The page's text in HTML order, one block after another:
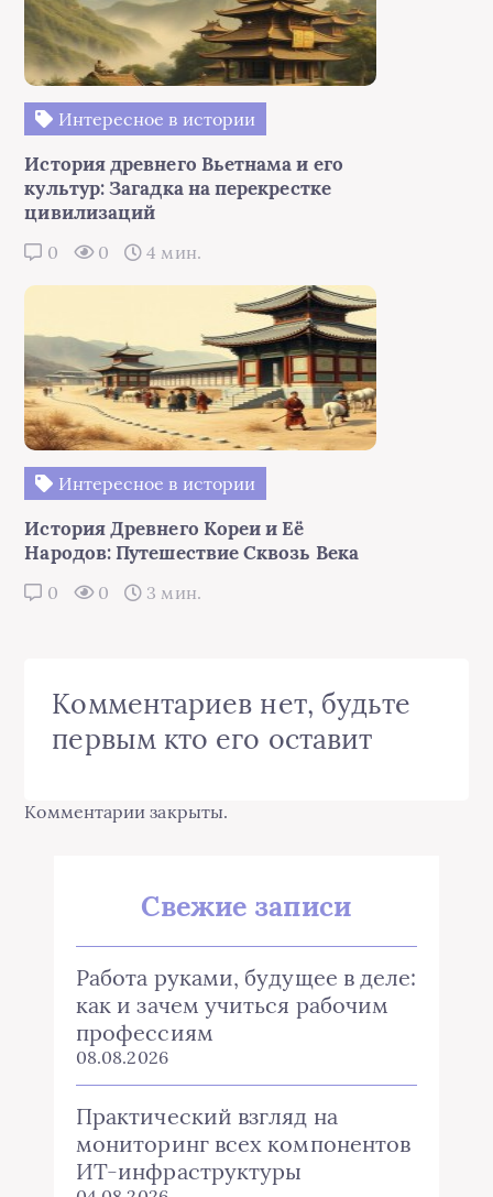
Интересное в истории
История древнего Вьетнама и его
культур: Загадка на перекрестке
цивилизаций
0 0 4 мин.
Интересное в истории
История Древнего Кореи и Её
Народов: Путешествие Сквозь Века
0 0 3 мин.
Комментариев нет, будьте
первым кто его оставит
Комментарии закрыты.
Свежие записи
Работа руками, будущее в деле:
как и зачем учиться рабочим
профессиям
08.08.2026
Практический взгляд на
мониторинг всех компонентов
ИТ-инфраструктуры